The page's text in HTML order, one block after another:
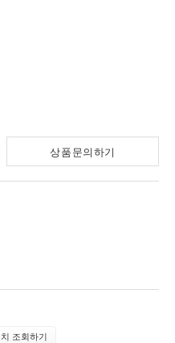
상품문의하기
조회하기